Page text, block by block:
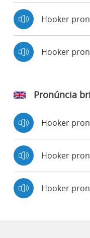
Hooker
Hooker
Pronúncia
Hooker
Hooker
Hooker